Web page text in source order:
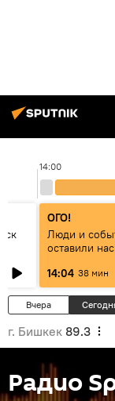
14:00
ОГО!
Люди и
оставили
14:04 38 мин
Вчера
г. Бишкек 89.3
Радио